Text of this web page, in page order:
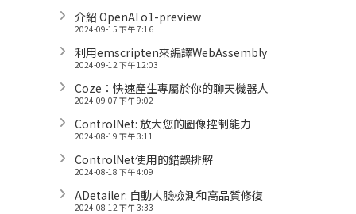
介紹 OpenAI o1-preview
2024-09-15 下午 7:16
利用emscripten來編譯WebAssembly
2024-09-12 下午 12:03
Coze：快速產生專屬於你的聊天機器人
2024-09-07 下午 9:02
ControlNet: 放大您的圖像控制能力
2024-08-19 下午 3:11
ControlNet使用的錯誤排解
2024-08-18 下午 4:09
ADetailer: 自動人臉檢測和高品質修復
2024-08-12 下午 3:33